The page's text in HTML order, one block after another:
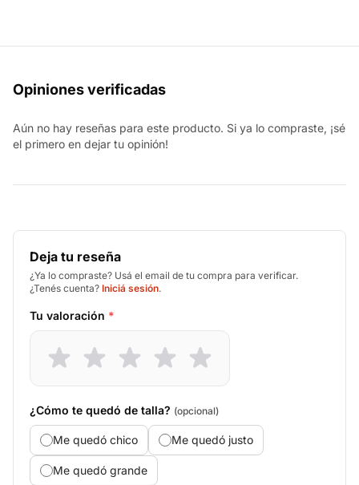
Opiniones verificadas
Aún no hay reseñas para este producto. Si ya lo compraste, ¡sé
el primero en dejar tu opinión!
Deja tu reseña
¿Ya lo compraste? Usá el email de tu compra para verificar.
¿Tenés cuenta? Iniciá sesión.
Tu valoración *
¿Cómo te quedó de talla? (opcional)
Me quedó chico Me quedó justo
Me quedó grande